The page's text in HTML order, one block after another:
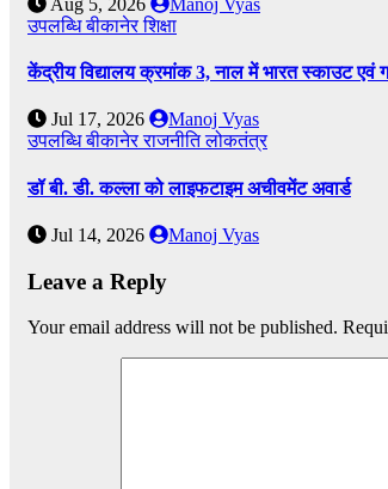
उपलब्धिबीकानेरशिक्षा
केंद्रीय विद्यालय क्रमांक 3, नाल में भारत स्काउट एवं
Jul 17, 2026
Manoj Vyas
उपलब्धिबीकानेरराजनीतिलोकतंत्र
डॉ बी. डी. कल्ला को लाइफटाइम अचीवमेंट अवार्ड
Jul 14, 2026 Manoj Vyas
Leave a Reply
Your email address will not be published.